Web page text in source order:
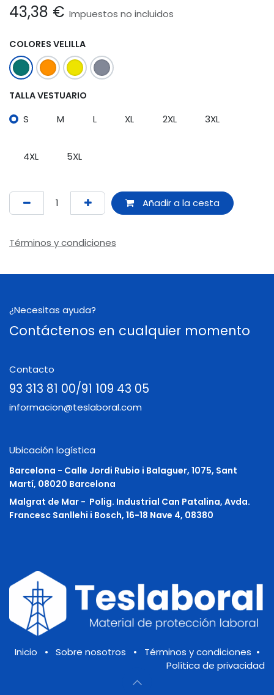
43,38 € Impuestos no incluidos
COLORES VELILLA
TALLA VESTUARIO
S M L XL 2XL 3XL
4XL 5XL
Añadir a la cesta
Términos y condiciones
¿Necesitas ayuda?
Contáctenos en cualquier momento
Contacto
93 313 81 00/91 109 43 05
informacion@teslaboral.com
Ubicación logística
Barcelona - Calle Jordi Rubio i Balaguer, 1075, Sant
Martí, 08020 Barcelona
Malgrat de Mar - Polig. Industrial Can Patalina, Avda.
Francesc Sanllehi i Bosch, 16-18 Nave 4, 08380
Inicio • Sobre nosotros • Términos y condiciones •
Política de privacidad